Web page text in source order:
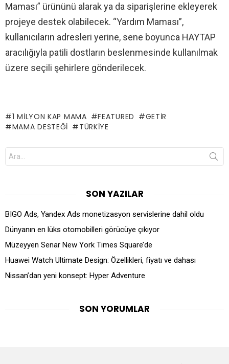
Maması” ürününü alarak ya da siparişlerine ekleyerek
projeye destek olabilecek. “Yardım Maması”,
kullanıcıların adresleri yerine, sene boyunca HAYTAP
aracılığıyla patili dostların beslenmesinde kullanılmak
üzere seçili şehirlere gönderilecek.
1 MILYON KAP MAMA FEATURED
GETIR
MAMA DESTEĞI
TÜRKIYE
Search
for:
SON YAZILAR
BIGO Ads, Yandex Ads monetizasyon servislerine dahil oldu
Dünyanın en lüks otomobilleri görücüye çıkıyor
Müzeyyen Senar New York Times Square’de
Huawei Watch Ultimate Design: Özellikleri, fiyatı ve dahası
Nissan’dan yeni konsept: Hyper Adventure
SON YORUMLAR